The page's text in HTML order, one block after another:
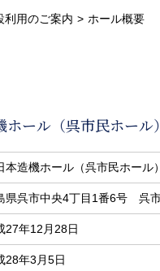
利用のご案内 ホール概要
ホール（呉市民ホール
本造機ホール（呉市民ホール）
県呉市中央4丁目1番6号 呉
27年12月28日
28年3月5日